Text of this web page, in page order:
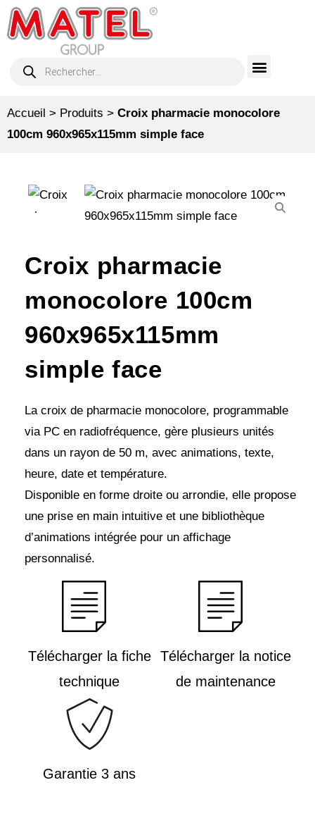
Accueil > Produits > Croix pharmacie monocolore
100cm 960x965x115mm simple face
Croix pharmacie
monocolore 100cm
960x965x115mm
simple face
La croix de pharmacie monocolore, programmable
via PC en radiofréquence, gère plusieurs unités
dans un rayon de 50 m, avec animations, texte,
heure, date et température.
Disponible en forme droite ou arrondie, elle propose
une prise en main intuitive et une bibliothèque
d’animations intégrée pour un affichage
personnalisé.
Télécharger la fiche
technique
Télécharger la notice
de maintenance
Garantie 3 ans